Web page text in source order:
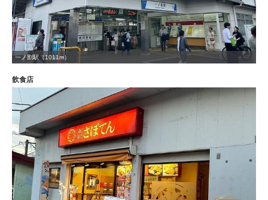
一ノ割駅（1011m）
飲食店